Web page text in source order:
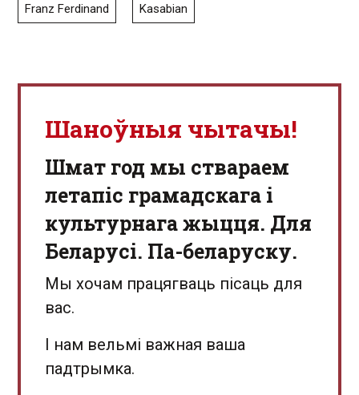
Franz Ferdinand Kasabian
Шаноўныя чытачы!
Шмат год мы ствараем
летапіс грамадскага і
культурнага жыцця. Для
Беларусі. Па-беларуску.
Мы хочам працягваць пісаць для
вас.
І нам вельмі важная ваша
падтрымка.